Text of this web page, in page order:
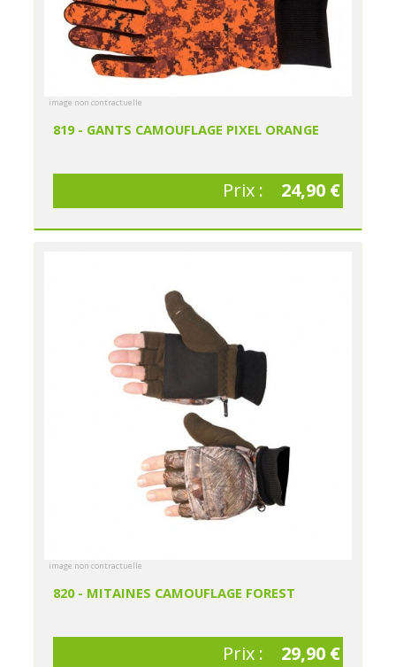
image non contractuelle
819 - GANTS CAMOUFLAGE PIXEL ORANGE
Prix : 24,90 €
image non contractuelle
820 - MITAINES CAMOUFLAGE FOREST
Prix : 29,90 €